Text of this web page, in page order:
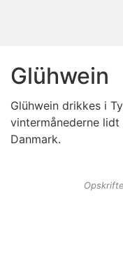
Glühwein
Glühwein drikkes i
vintermånederne
Danmark.